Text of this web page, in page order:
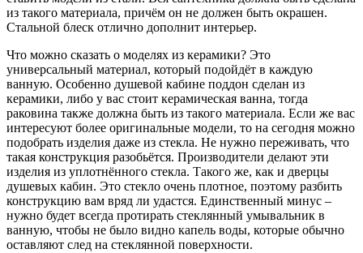
из такого материала, причём он не должен быть окрашен.
Стальной блеск отлично дополнит интерьер.
Что можно сказать о моделях из керамики? Это
универсальный материал, который подойдёт в каждую
ванную. Особенно душевой кабине поддон сделан из
керамики, либо у вас стоит керамическая ванна, тогда
раковина также должна быть из такого материала. Если же вас
интересуют более оригинальные модели, то на сегодня можно
подобрать изделия даже из стекла. Не нужно переживать, что
такая конструкция разобьётся. Производители делают эти
изделия из уплотнённого стекла. Такого же, как и дверцы
душевых кабин. Это стекло очень плотное, поэтому разбить
конструкцию вам вряд ли удастся. Единственный минус –
нужно будет всегда протирать стеклянный умывальник в
ванную, чтобы не было видно капель воды, которые обычно
оставляют след на стеклянной поверхности.